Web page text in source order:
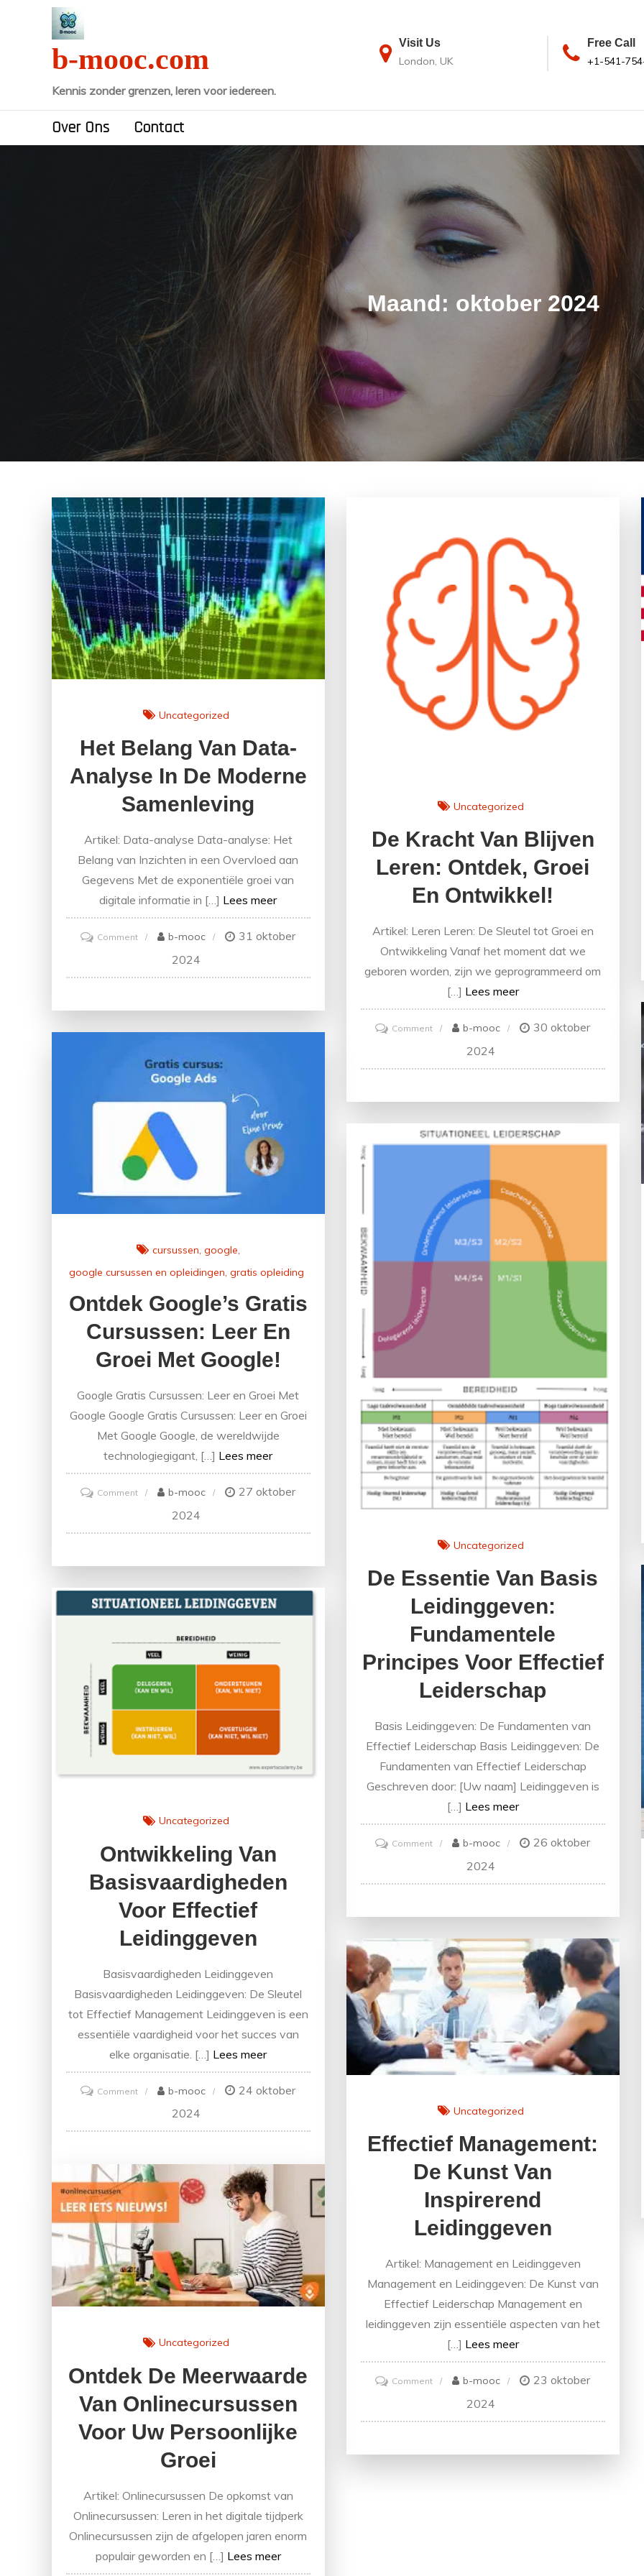
b-mooc.com
Kennis zonder grenzen, leren voor iedereen.
Visit Us
London, UK
Free Call
+1-541-
Over Ons Contact
Maand: oktober 2024
Uncategorized
Het Belang Van Data-
Analyse In De Moderne
Samenleving
Artikel: Data-analyse Data-analyse: Het
Belang van Inzichten in een Overvloed aan
Gegevens Met de exponentiële groei van
digitale informatie in […] Lees meer
Commenton
Belang
analyse
Samenleving
b-mooc
31 oktober
2024
Uncategorized
De Kracht Van Blijven
Leren: Ontdek, Groei
En Ontwikkel!
Artikel: Leren Leren: De Sleutel tot Groei en
Ontwikkeling Vanaf het moment dat we
geboren worden, zijn we geprogrammeerd om
[…] Lees meer
Commenton
Kracht
Ontdek,
Ontwikkel!
b-mooc
30 oktober
2024
cursussen google
google cursussen en opleidingen gratis opleiding
Ontdek Google’s Gratis
Cursussen: Leer En
Groei Met Google!
Google Gratis Cursussen: Leer en Groei Met
Google Google Gratis Cursussen: Leer en Groei
Met Google Google, de wereldwijde
technologiegigant, […] Lees meer
Commenton
Google’s
Leer
en
Met
b-mooc
27 oktober
2024
Uncategorized
De Essentie Van Basis
Leidinggeven:
Fundamentele
Principes Voor Effectief
Leiderschap
Basis Leidinggeven: De Fundamenten van
Effectief Leiderschap Basis Leidinggeven: De
Fundamenten van Effectief Leiderschap
Geschreven door: [Uw naam] Leidinggeven is
[…] Lees meer
Commenton
Essentie
Leidinggeven:
Fundamentele
Principes
voor
Effectief
Leiderschap
b-mooc
26 oktober
2024
Uncategorized
Ontwikkeling Van
Basisvaardigheden
Voor Effectief
Leidinggeven
Basisvaardigheden Leidinggeven
Basisvaardigheden Leidinggeven: De Sleutel
tot Effectief Management Leidinggeven is een
essentiële vaardigheid voor het succes van
elke organisatie. […] Lees meer
Commenton
Ontwikkeling
van
voor
Leidinggeven
b-mooc
24 oktober
2024
Uncategorized
Effectief Management:
De Kunst Van
Inspirerend
Leidinggeven
Artikel: Management en Leidinggeven
Management en Leidinggeven: De Kunst van
Effectief Leiderschap Management en
leidinggeven zijn essentiële aspecten van het
[…] Lees meer
Commenton
Management:
b-mooc
23 oktober
2024
Uncategorized
Ontdek De Meerwaarde
Van Onlinecursussen
Voor Uw Persoonlijke
Groei
Artikel: Onlinecursussen De opkomst van
Onlinecursussen: Leren in het digitale tijdperk
Onlinecursussen zijn de afgelopen jaren enorm
populair geworden en […] Lees meer